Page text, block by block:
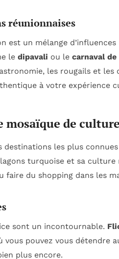
réunionnaises
est un mélange
le dipavali ou le carnaval de
les rougails et
à votre expérience
mosaïque de
destinations les plus
turquoise et sa
faire du shopping dans les
sont un incontournable.
vous pouvez vous détendre
plus encore.